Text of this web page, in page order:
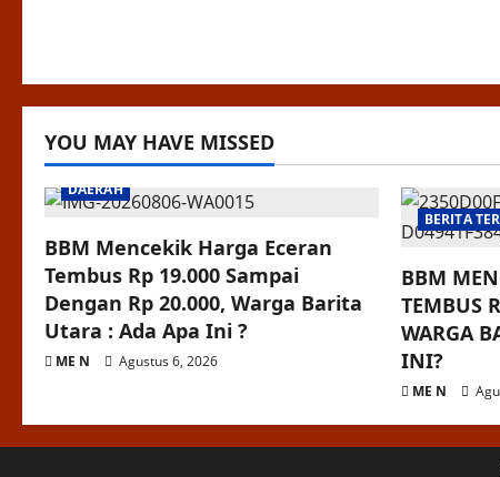
YOU MAY HAVE MISSED
DAERAH
BBM Mencekik Harga Eceran
Tembus Rp 19.000 Sampai
Dengan Rp 20.000, Warga Barita
Utara : Ada Apa Ini ?
ME N Agustus 6, 2026
BERITA
BBM
TEMBUS
WARGA
INI?
ME N